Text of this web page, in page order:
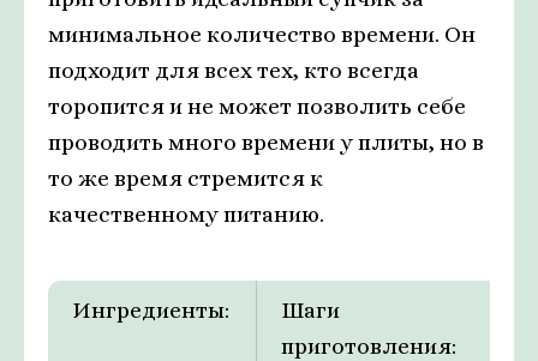
минимальное количество времени. Он
подходит для всех тех, кто всегда
торопится и не может позволить себе
проводить много времени у плиты, но в
то же время стремится к
качественному питанию.
Ингредиенты:
Шаги
приготовления: